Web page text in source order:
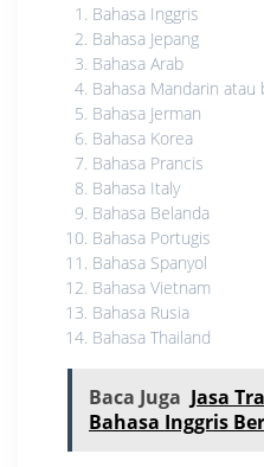
Bahasa Inggris
Bahasa Jepang
Bahasa Arab
Bahasa Mandarin atau
Bahasa Jerman
Bahasa Korea
Bahasa Prancis
Bahasa Italy
Bahasa Belanda
Bahasa Portugis
Bahasa Spanyol
Bahasa Vietnam
Bahasa Rusia
Bahasa Thailand
Baca Juga Jasa
Bahasa Inggris